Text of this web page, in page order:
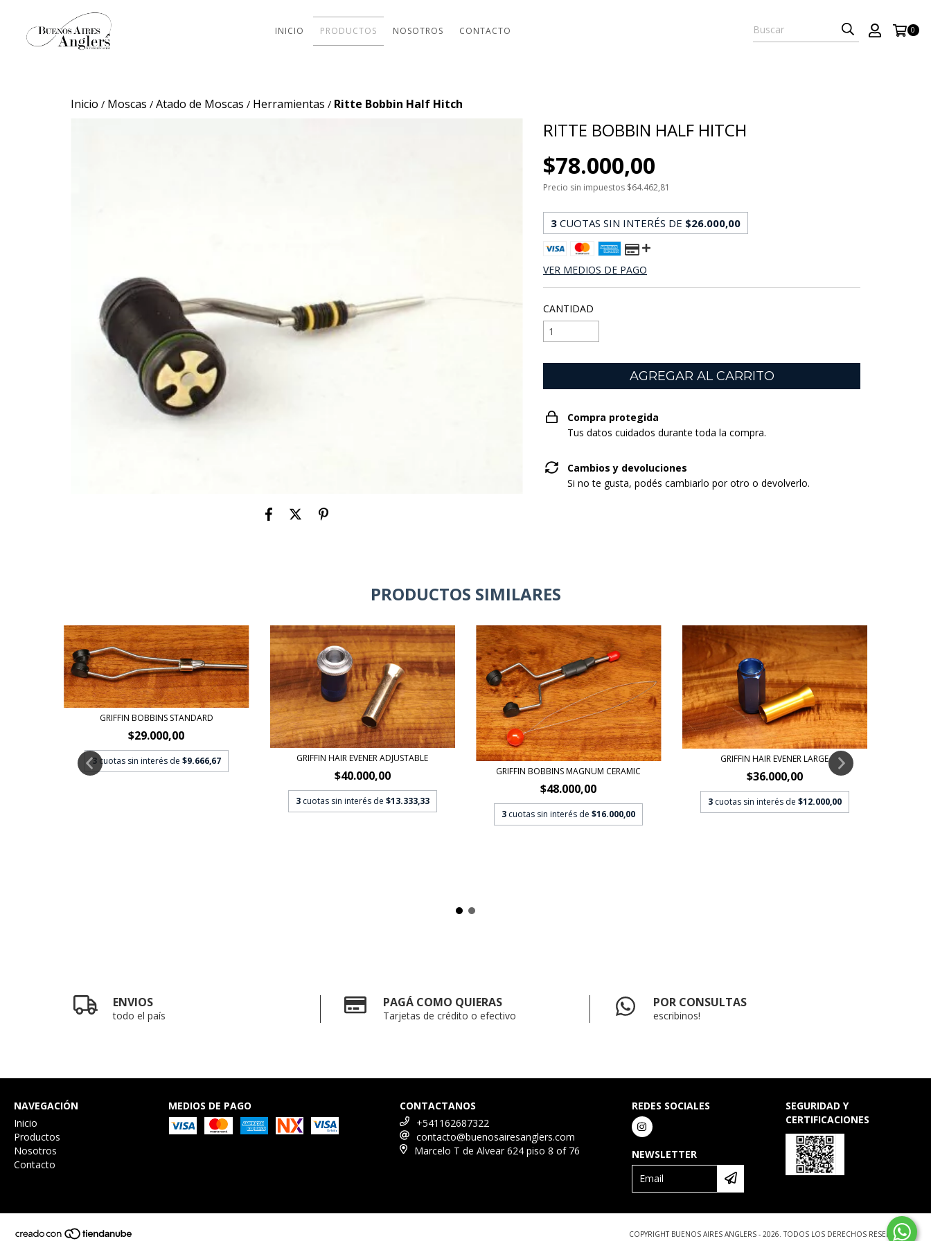
INICIO PRODUCTOS NOSOTROS CONTACTO 0
Inicio / Moscas / Atado de Moscas / Herramientas / Ritte Bobbin Half Hitch
RITTE BOBBIN HALF HITCH
$78.000,00
Precio sin impuestos $64.462,81
3 CUOTAS SIN INTERÉS DE $26.000,00
VER MEDIOS DE PAGO
CANTIDAD
Compra protegida
Tus datos cuidados durante toda la compra.
Cambios y devoluciones
Si no te gusta, podés cambiarlo por otro o devolverlo.
PRODUCTOS SIMILARES
GRIFFIN BOBBINS STANDARD
$29.000,00
3 cuotas sin interés de $9.666,67 GRIFFIN HAIR EVENER ADJUSTABLE
$40.000,00
3 cuotas sin interés de $13.333,33
GRIFFIN BOBBINS MAGNUM CERAMIC
$48.000,00
3 cuotas sin interés de$16.000,00
GRIFFIN HAIR EVENER LARGE
$36.000,00
3 cuotas sin interés de $12.000,00
ENVIOS
todo el país
PAGÁ COMO QUIERAS
Tarjetas de crédito o efectivo
POR CONSULTAS
escribinos!
NAVEGACIÓN
Inicio
Productos
Nosotros
Contacto
MEDIOS DE PAGO
CONTACTANOS
+541162687322
contacto@buenosairesanglers.com
Marcelo T de Alvear 624 piso 8 of 76
REDES SOCIALES
NEWSLETTER
SEGURIDAD Y
CERTIFICACIONES
COPYRIGHT BUENOS AIRES ANGLERS - 2026. TODOS LOS DERECHOS RESERVADOS.